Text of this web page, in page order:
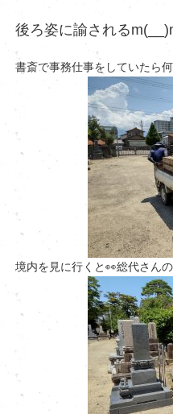
後ろ姿に諭される
書斎で事務仕事をしていたら
境内を見に行くと👀総代さん